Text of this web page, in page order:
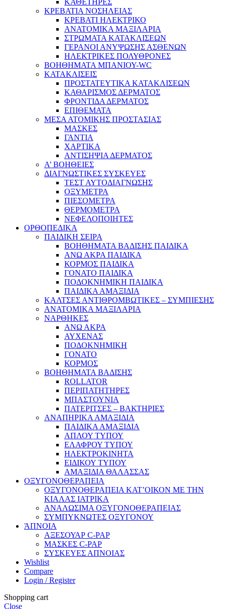
ΚΑΘΕΤΗΡΕΣ
ΚΡΕΒΑΤΙΑ ΝΟΣΗΛΕΙΑΣ
ΚΡΕΒΑΤΙ ΗΛΕΚΤΡΙΚΟ
ΑΝΑΤΟΜΙΚΑ ΜΑΞΙΛΑΡΙΑ
ΣΤΡΩΜΑΤΑ ΚΑΤΑΚΛΙΣΕΩΝ
ΓΕΡΑΝΟΙ ΑΝΥΨΩΣΗΣ ΑΣΘΕΝΩΝ
ΗΛΕΚΤΡΙΚΕΣ ΠΟΛΥΘΡΟΝΕΣ
ΒΟΗΘΗΜΑΤΑ ΜΠΑΝΙΟΥ-WC
ΚΑΤΑΚΛΙΣΕΙΣ
ΠΡΟΣΤΑΤΕΥΤΙΚΑ ΚΑΤΑΚΛΙΣΕΩΝ
ΚΑΘΑΡΙΣΜΟΣ ΔΕΡΜΑΤΟΣ
ΦΡΟΝΤΙΔΑ ΔΕΡΜΑΤΟΣ
ΕΠΙΘΕΜΑΤΑ
ΜΕΣΑ ΑΤΟΜΙΚΗΣ ΠΡΟΣΤΑΣΙΑΣ
ΜΑΣΚΕΣ
ΓΑΝΤΙΑ
ΧΑΡΤΙΚΑ
ΑΝΤΙΣΗΨΙΑ ΔΕΡΜΑΤΟΣ
Α’ ΒΟΗΘΕΙΕΣ
ΔΙΑΓΝΩΣΤΙΚΕΣ ΣΥΣΚΕΥΕΣ
ΤΕΣΤ ΑΥΤΟΔΙΑΓΝΩΣΗΣ
ΟΞΥΜΕΤΡΑ
ΠΙΕΣΟΜΕΤΡΑ
ΘΕΡΜΟΜΕΤΡΑ
ΝΕΦΕΛΟΠΟΙΗΤΕΣ
ΟΡΘΟΠΕΔΙΚΑ
ΠΑΙΔΙΚΗ ΣΕΙΡΑ
ΒΟΗΘΗΜΑΤΑ ΒΑΔΙΣΗΣ ΠΑΙΔΙΚΑ
ΑΝΩ ΑΚΡΑ ΠΑΙΔΙΚΑ
ΚΟΡΜΟΣ ΠΑΙΔΙΚΑ
ΓΟΝΑΤΟ ΠΑΙΔΙΚΑ
ΠΟΔΟΚΝΗΜΙΚΗ ΠΑΙΔΙΚΑ
ΠΑΙΔΙΚΑ ΑΜΑΞΙΔΙΑ
ΚΑΛΤΣΕΣ ΑΝΤΙΘΡΟΜΒΩΤΙΚΕΣ – ΣΥΜΠΙΕΣΗΣ
ΑΝΑΤΟΜΙΚΑ ΜΑΞΙΛΑΡΙΑ
ΝΑΡΘΗΚΕΣ
ΑΝΩ ΑΚΡΑ
ΑΥΧΕΝΑΣ
ΠΟΔΟΚΝΗΜΙΚΗ
ΓΟΝΑΤΟ
ΚΟΡΜΟΣ
ΒΟΗΘΗΜΑΤΑ ΒΑΔΙΣΗΣ
ROLLATOR
ΠΕΡΙΠΑΤΗΤΗΡΕΣ
ΜΠΑΣΤΟΥΝΙΑ
ΠΑΤΕΡΙΤΣΕΣ – ΒΑΚΤΗΡΙΕΣ
ΑΝΑΠΗΡΙΚΑ ΑΜΑΞΙΔΙΑ
ΠΑΙΔΙΚΑ ΑΜΑΞΙΔΙΑ
ΑΠΛΟΥ ΤΥΠΟΥ
ΕΛΑΦΡΟΥ ΤΥΠΟΥ
ΗΛΕΚΤΡΟΚΙΝΗΤΑ
ΕΙΔΙΚΟΥ ΤΥΠΟΥ
ΑΜΑΞΙΔΙΑ ΘΑΛΑΣΣΑΣ
ΟΞΥΓΟΝΟΘΕΡΑΠΕΙΑ
ΟΞΥΓΟΝΟΘΕΡΑΠΕΙΑ ΚΑΤ’ΟΙΚΟΝ ΜΕ ΤΗΝ
ΚΙΑΛΑΣ ΙΑΤΡΙΚΑ
ΑΝΑΛΩΣΙΜΑ ΟΞΥΓΟΝΟΘΕΡΑΠΕΙΑΣ
ΣΥΜΠΥΚΝΩΤΕΣ ΟΞΥΓΟΝΟΥ
ΆΠΝΟΙΑ
ΑΞΕΣΟΥΑΡ C-PAP
ΜΑΣΚΕΣ C-PAP
ΣΥΣΚΕΥΕΣ ΑΠΝΟΙΑΣ
Wishlist
Compare
Login / Register
Shopping cart
Close